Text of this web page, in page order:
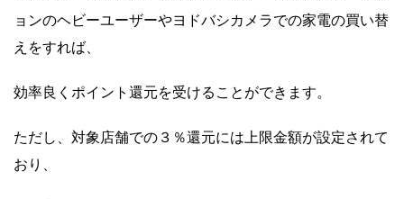
ョンのヘビーユーザーやヨドバシカメラでの家電の買い替
えをすれば、
効率良くポイント還元を受けることができます。
ただし、対象店舗での３％還元には上限金額が設定されて
おり、